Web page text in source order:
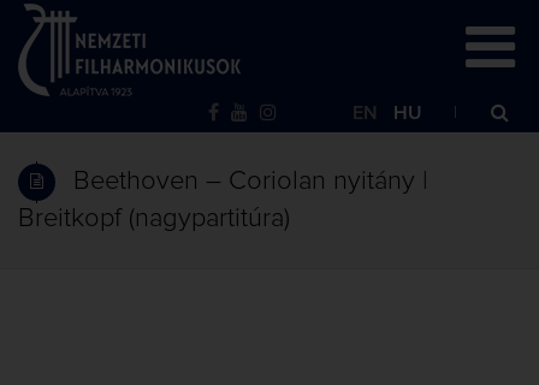
EN HU
Beethoven – Coriolan nyitány |
Breitkopf (nagypartitúra)